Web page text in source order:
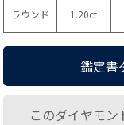
ラウンド 1.20ct
鑑定書
このダイヤモ